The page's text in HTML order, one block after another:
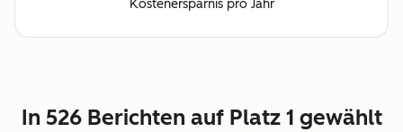
Kostenersparnis pro Jahr
In 526 Berichten auf Platz 1 gewählt